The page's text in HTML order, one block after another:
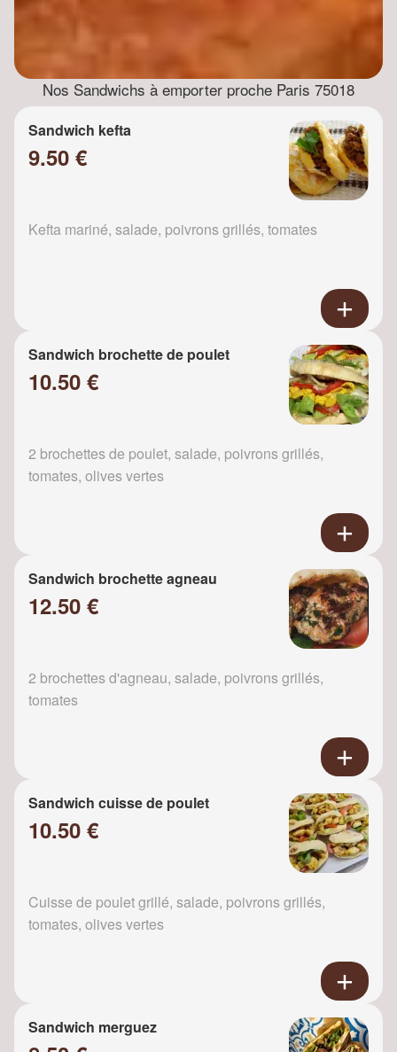
Nos Sandwichs à emporter proche Paris 75018
Sandwich kefta
9.50 €
Kefta mariné, salade, poivrons grillés, tomates
Sandwich brochette de poulet
10.50 €
2 brochettes de poulet, salade, poivrons grillés,
tomates, olives vertes
Sandwich brochette agneau
12.50 €
2 brochettes d'agneau, salade, poivrons grillés,
tomates
Sandwich cuisse de poulet
10.50 €
Cuisse de poulet grillé, salade, poivrons grillés,
tomates, olives vertes
Sandwich merguez